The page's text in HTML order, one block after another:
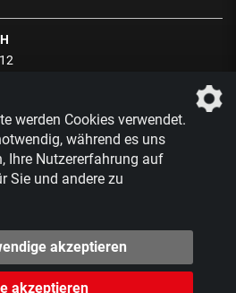
17
werden Cookies verwendet.
während es uns
Ihre Nutzererfahrung auf
Sie und andere zu
akzeptieren
akzeptieren